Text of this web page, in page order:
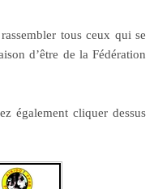
tous ceux qui se
d’être de la Fédération
également cliquer dessus